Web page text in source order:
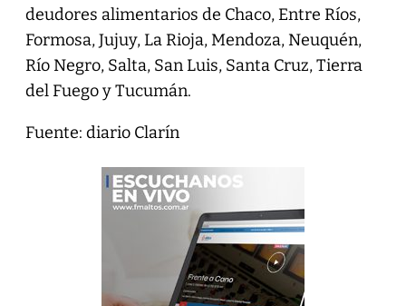
deudores alimentarios de Chaco, Entre Ríos,
Formosa, Jujuy, La Rioja, Mendoza, Neuquén,
Río Negro, Salta, San Luis, Santa Cruz, Tierra
del Fuego y Tucumán.
Fuente: diario Clarín